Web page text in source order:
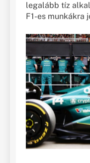
legalább tíz
F1-es munkákra